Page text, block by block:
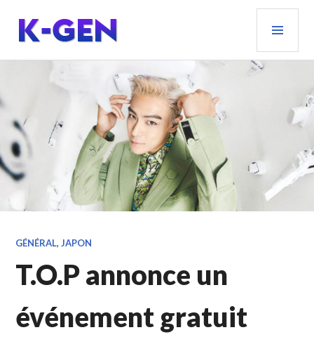
contenu
principal
K-GEN
GÉNÉRAL,JAPON
T.O.P annonce un
événement gratuit